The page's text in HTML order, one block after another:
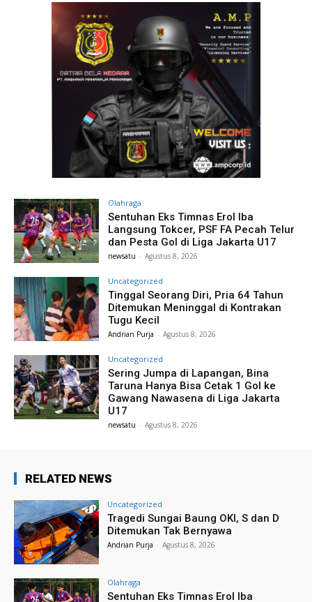
Olahraga
Sentuhan Eks Timnas Erol Iba
Langsung Tokcer, PSF FA Pecah Telur
dan Pesta Gol di Liga Jakarta U17
newsatu - Agustus 8, 2026
Uncategorized
Tinggal Seorang Diri, Pria 64 Tahun
Ditemukan Meninggal di Kontrakan
Tugu Kecil
Andrian Purja - Agustus 8, 2026
Uncategorized
Sering Jumpa di Lapangan, Bina
Taruna Hanya Bisa Cetak 1 Gol ke
Gawang Nawasena di Liga Jakarta
U17
newsatu - Agustus 8, 2026
RELATED NEWS
Uncategorized
Tragedi Sungai Baung OKI, S dan D
Ditemukan Tak Bernyawa
Andrian Purja - Agustus 8, 2026
Olahraga
Sentuhan Eks Timnas Erol Iba